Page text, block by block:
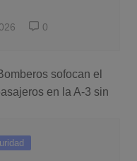
0